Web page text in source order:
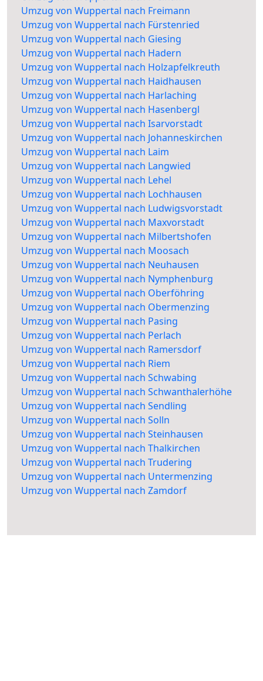
Umzug von Wuppertal nach Freimann
Umzug von Wuppertal nach Fürstenried
Umzug von Wuppertal nach Giesing
Umzug von Wuppertal nach Hadern
Umzug von Wuppertal nach Holzapfelkreuth
Umzug von Wuppertal nach Haidhausen
Umzug von Wuppertal nach Harlaching
Umzug von Wuppertal nach Hasenbergl
Umzug von Wuppertal nach Isarvorstadt
Umzug von Wuppertal nach Johanneskirchen
Umzug von Wuppertal nach Laim
Umzug von Wuppertal nach Langwied
Umzug von Wuppertal nach Lehel
Umzug von Wuppertal nach Lochhausen
Umzug von Wuppertal nach Ludwigsvorstadt
Umzug von Wuppertal nach Maxvorstadt
Umzug von Wuppertal nach Milbertshofen
Umzug von Wuppertal nach Moosach
Umzug von Wuppertal nach Neuhausen
Umzug von Wuppertal nach Nymphenburg
Umzug von Wuppertal nach Oberföhring
Umzug von Wuppertal nach Obermenzing
Umzug von Wuppertal nach Pasing
Umzug von Wuppertal nach Perlach
Umzug von Wuppertal nach Ramersdorf
Umzug von Wuppertal nach Riem
Umzug von Wuppertal nach Schwabing
Umzug von Wuppertal nach Schwanthalerhöhe
Umzug von Wuppertal nach Sendling
Umzug von Wuppertal nach Solln
Umzug von Wuppertal nach Steinhausen
Umzug von Wuppertal nach Thalkirchen
Umzug von Wuppertal nach Trudering
Umzug von Wuppertal nach Untermenzing
Umzug von Wuppertal nach Zamdorf